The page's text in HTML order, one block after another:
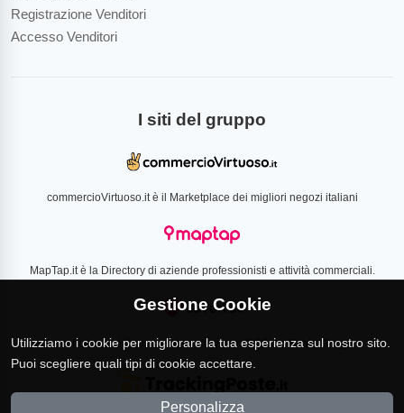
Registrazione Venditori
Accesso Venditori
I siti del gruppo
commercioVirtuoso.it è il Marketplace dei migliori negozi italiani
MapTap.it è la Directory di aziende professionisti e attività commerciali.
Loverlist.com è il comparatore di prezzo CSS certificato Google
Gestione Cookie
Utilizziamo i cookie per migliorare la tua esperienza sul nostro sito.
Puoi scegliere quali tipi di cookie accettare.
Personalizza